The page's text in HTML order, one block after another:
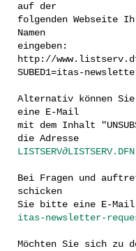
auf der
folgenden Webseite
Namen
eingeben:
http://
SUBED1=itas-
Alternativ können Sie
eine E-Mail
mit dem Inhalt
die Adresse
Bei Fragen und
schicken
Sie bitte eine E-Mail
itas-newsletter-
Möchten Sie sich zu